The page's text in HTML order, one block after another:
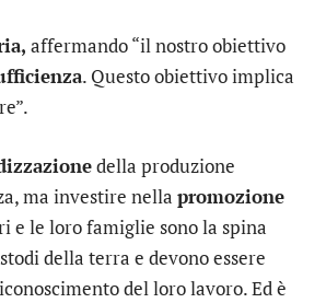
affermando “il nostro obiettivo
. Questo obiettivo implica
della produzione
ma investire nella promozione
e le loro famiglie sono la spina
della terra e devono essere
del loro lavoro. Ed è